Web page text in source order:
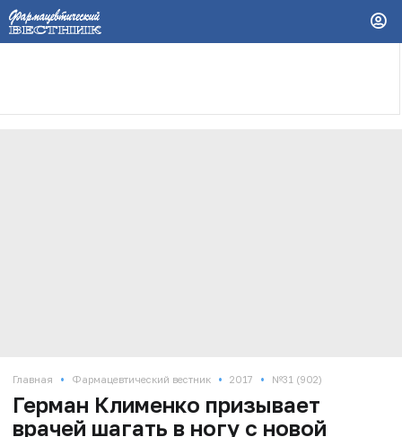
Главная • Фармацевтический вестник • 2017 • №31 (902)
Герман Клименко призывает
врачей шагать в ногу с новой